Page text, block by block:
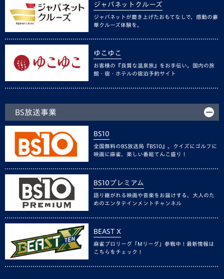
ジャパネットクルーズ
ジャパネットが磨き上げたおもてなしで、感動の豪
華クルーズ体験を。
ゆこゆこ
お客様の『良質な温泉旅』をお手伝い。国内の旅
館・宿・ホテルの宿泊予約サイト
BS放送事業
BS10
全国無料のBS放送局『BS10』。クイズにゴルフに
映画に麻雀、楽しい番組てんこ盛り！
BS10プレミアム
語り継がれる映画や音楽をお届けする、大人のた
めのエンタテインメントチャンネル
BEAST X
麻雀プロリーグ「Mリーグ」参戦中！最新情報は
こちらをチェック！